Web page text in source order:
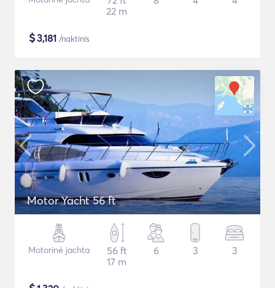
22 m
$3,181 /naktinis
Motor Yacht 56 ft
Motorinė jachta
56 ft
17 m
6 3 3